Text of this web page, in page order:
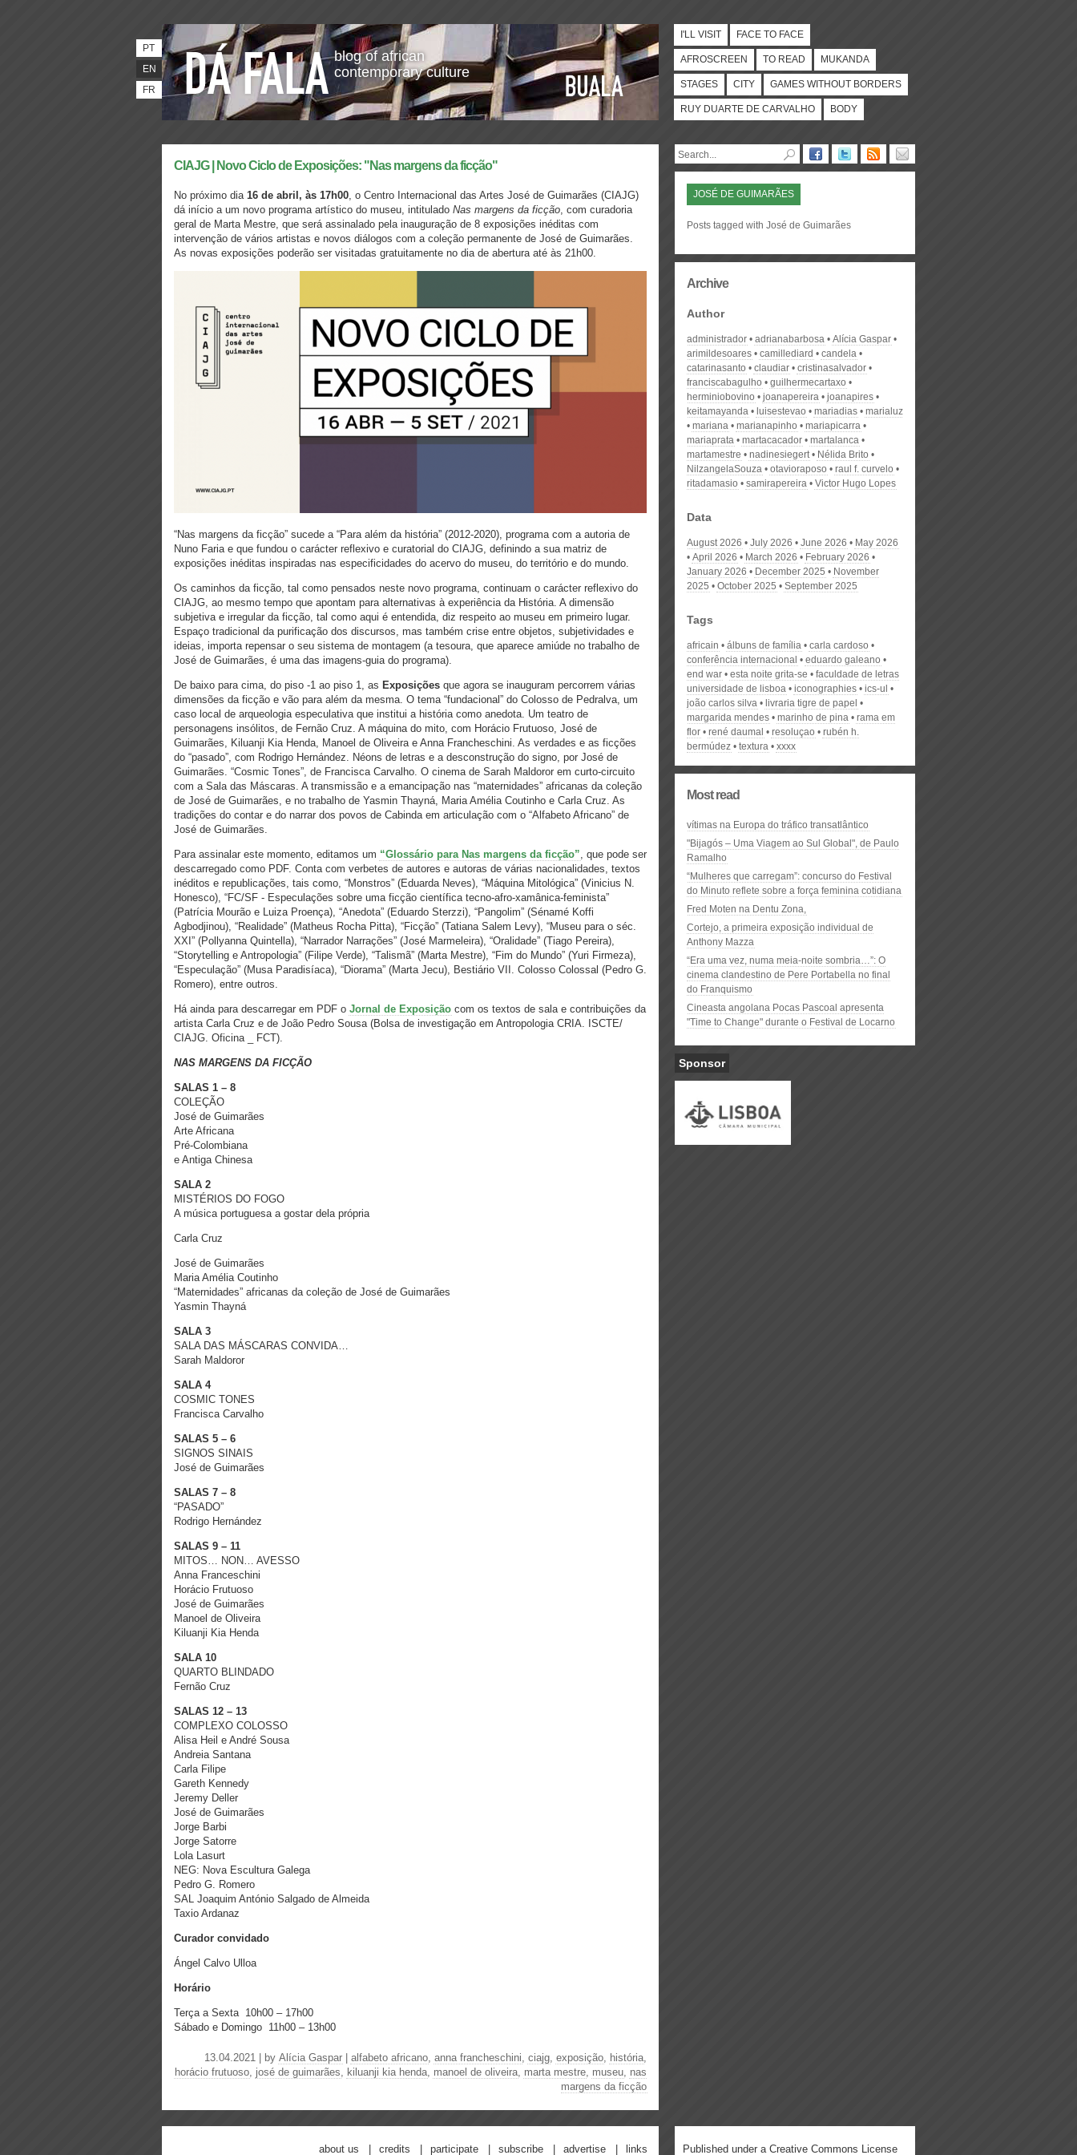
blog of african
contemporary culture
PT
EN
FR
I'LL VISIT FACE TO FACE
AFROSCREEN TO READ MUKANDA
STAGES CITY GAMES WITHOUT BORDERS
RUY DUARTE DE CARVALHO BODY
CIAJG | Novo Ciclo de Exposições: "Nas margens da ficção"
No próximo dia 16 de abril, às 17h00, o Centro Internacional das Artes José de Guimarães (CIAJG)
dá início a um novo programa artístico do museu, intitulado Nas margens da ficção, com curadoria
geral de Marta Mestre, que será assinalado pela inauguração de 8 exposições inéditas com
intervenção de vários artistas e novos diálogos com a coleção permanente de José de Guimarães.
As novas exposições poderão ser visitadas gratuitamente no dia de abertura até às 21h00.
“Nas margens da ficção” sucede a “Para além da história” (2012-2020), programa com a autoria de
Nuno Faria e que fundou o carácter reflexivo e curatorial do CIAJG, definindo a sua matriz de
exposições inéditas inspiradas nas especificidades do acervo do museu, do território e do mundo.
Os caminhos da ficção, tal como pensados neste novo programa, continuam o carácter reflexivo do
CIAJG, ao mesmo tempo que apontam para alternativas à experiência da História. A dimensão
subjetiva e irregular da ficção, tal como aqui é entendida, diz respeito ao museu em primeiro lugar.
Espaço tradicional da purificação dos discursos, mas também crise entre objetos, subjetividades e
ideias, importa repensar o seu sistema de montagem (a tesoura, que aparece amiúde no trabalho de
José de Guimarães, é uma das imagens-guia do programa).
De baixo para cima, do piso -1 ao piso 1, as Exposições que agora se inauguram percorrem várias
dimensões da ficção e vão para além da mesma. O tema “fundacional” do Colosso de Pedralva, um
caso local de arqueologia especulativa que institui a história como anedota. Um teatro de
personagens insólitos, de Fernão Cruz. A máquina do mito, com Horácio Frutuoso, José de
Guimarães, Kiluanji Kia Henda, Manoel de Oliveira e Anna Francheschini. As verdades e as ficções
do “pasado”, com Rodrigo Hernández. Néons de letras e a desconstrução do signo, por José de
Guimarães. “Cosmic Tones”, de Francisca Carvalho. O cinema de Sarah Maldoror em curto-circuito
com a Sala das Máscaras. A transmissão e a emancipação nas “maternidades” africanas da coleção
de José de Guimarães, e no trabalho de Yasmin Thayná, Maria Amélia Coutinho e Carla Cruz. As
tradições do contar e do narrar dos povos de Cabinda em articulação com o “Alfabeto Africano” de
José de Guimarães.
Para assinalar este momento, editamos um “Glossário para Nas margens da ficção”, que pode ser
descarregado como PDF. Conta com verbetes de autores e autoras de várias nacionalidades, textos
inéditos e republicações, tais como, “Monstros” (Eduarda Neves), “Máquina Mitológica” (Vinicius N.
Honesco), “FC/SF - Especulações sobre uma ficção científica tecno-afro-xamânica-feminista”
(Patrícia Mourão e Luiza Proença), “Anedota” (Eduardo Sterzzi), “Pangolim” (Sénamé Koffi
Agbodjinou), “Realidade” (Matheus Rocha Pitta), “Ficção” (Tatiana Salem Levy), “Museu para o séc.
XXI” (Pollyanna Quintella), “Narrador Narrações” (José Marmeleira), “Oralidade” (Tiago Pereira),
“Storytelling e Antropologia” (Filipe Verde), “Talismã” (Marta Mestre), “Fim do Mundo” (Yuri Firmeza),
“Especulação” (Musa Paradisíaca), “Diorama” (Marta Jecu), Bestiário VII. Colosso Colossal (Pedro G.
Romero), entre outros.
Há ainda para descarregar em PDF o Jornal de Exposição com os textos de sala e contribuições da
artista Carla Cruz e de João Pedro Sousa (Bolsa de investigação em Antropologia CRIA. ISCTE/
CIAJG. Oficina _ FCT).
NAS MARGENS DA FICÇÃO
SALAS 1 – 8
COLEÇÃO
José de Guimarães
Arte Africana
Pré-Colombiana
e Antiga Chinesa
SALA 2
MISTÉRIOS DO FOGO
A música portuguesa a gostar dela própria
Carla Cruz
José de Guimarães
Maria Amélia Coutinho
“Maternidades” africanas da coleção de José de Guimarães
Yasmin Thayná
SALA 3
SALA DAS MÁSCARAS CONVIDA…
Sarah Maldoror
SALA 4
COSMIC TONES
Francisca Carvalho
SALAS 5 – 6
SIGNOS SINAIS
José de Guimarães
SALAS 7 – 8
“PASADO”
Rodrigo Hernández
SALAS 9 – 11
MITOS… NON… AVESSO
Anna Franceschini
Horácio Frutuoso
José de Guimarães
Manoel de Oliveira
Kiluanji Kia Henda
SALA 10
QUARTO BLINDADO
Fernão Cruz
SALAS 12 – 13
COMPLEXO COLOSSO
Alisa Heil e André Sousa
Andreia Santana
Carla Filipe
Gareth Kennedy
Jeremy Deller
José de Guimarães
Jorge Barbi
Jorge Satorre
Lola Lasurt
NEG: Nova Escultura Galega
Pedro G. Romero
SAL Joaquim António Salgado de Almeida
Taxio Ardanaz
Curador convidado
Ángel Calvo Ulloa
Horário
Terça a Sexta 10h00 – 17h00
Sábado e Domingo 11h00 – 13h00
13.04.2021 | by Alícia Gaspar alfabeto africano, anna francheschini, ciajg, exposição, história,
horácio frutuoso, josé de guimarães, kiluanji kia henda, manoel de oliveira, marta mestre, museu, nas
margens da ficção
JOSÉ DE GUIMARÃES
Posts tagged with José de Guimarães
Archive
Author
administrador adrianabarbosa
Alícia Gaspar
arimildesoares
camillediard
candela
catarinasanto
claudiar
cristinasalvador
franciscabagulho
guilhermecartaxo
herminiobovino
joanapereira
joanapires
keitamayanda
luisestevao mariadias
marialuz
mariana
marianapinho
mariapicarra
mariaprata
martacacador
martalanca
martamestre
nadinesiegert
Nélida Brito
NilzangelaSouza
otavioraposo
raul f. curvelo
ritadamasio
samirapereira Victor Hugo Lopes
Data
August 2026 July 2026 June 2026
May 2026
April 2026
March 2026
February 2026
January 2026
December 2025
November
2025
October 2025 September 2025
Tags
africain álbuns de família
carla cardoso
conferência internacional
eduardo galeano
end war
esta noite grita-se
faculdade de letras
universidade de lisboa
iconographies
ics-ul
joão carlos silva
livraria tigre de papel
margarida mendes
marinho de pina
rama em
flor
rené daumal resoluçao
rubén h.
bermúdez
textura xxxx
Most read
vítimas na Europa do tráfico transatlântico
"Bijagós – Uma Viagem ao Sul Global", de Paulo
Ramalho
“Mulheres que carregam”: concurso do Festival
do Minuto reflete sobre a força feminina cotidiana
Fred Moten na Dentu Zona,
Cortejo, a primeira exposição individual de
Anthony Mazza
“Era uma vez, numa meia-noite sombria…”: O
cinema clandestino de Pere Portabella no final
do Franquismo
Cineasta angolana Pocas Pascoal apresenta
"Time to Change" durante o Festival de Locarno
Sponsor
about us credits participate subscribe advertise links Published under a Creative Commons License